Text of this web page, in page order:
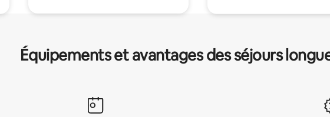
Équipements et avantages des séjours